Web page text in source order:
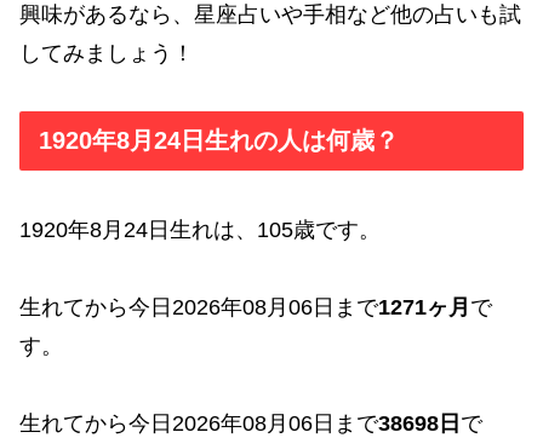
興味があるなら、星座占いや手相など他の占いも試
してみましょう！
1920年8月24日生れの人は何歳？
1920年8月24日生れは、105歳です。
生れてから今日2026年08月06日まで1271ヶ月 で
す。
生れてから今日2026年08月06日まで38698日 で